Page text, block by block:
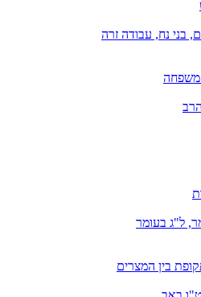
בני נח, עבודה זרה
משפחה
ל"ג בעומר
בין המצרים